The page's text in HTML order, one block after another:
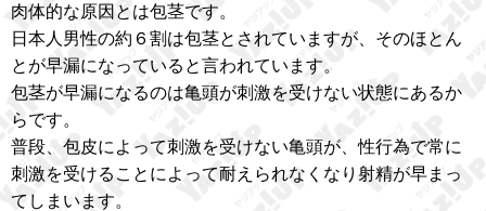
肉体的な原因とは包茎です。
日本人男性の約６割は包茎とされていますが、そのほとん
とが早漏になっていると言われています。
包茎が早漏になるのは亀頭が刺激を受けない状態にあるか
らです。
普段、包皮によって刺激を受けない亀頭が、性行為で常に
刺激を受けることによって耐えられなくなり射精が早まっ
てしまいます。